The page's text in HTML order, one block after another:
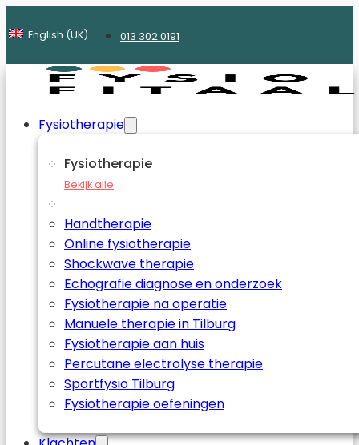
English (UK) 013 302 0191
Fysiotherapie
Fysiotherapie
Bekijk alle
Handtherapie
Online fysiotherapie
Shockwave therapie
Echografie diagnose en onderzoek
Fysiotherapie na operatie
Manuele therapie in Tilburg
Fysiotherapie aan huis
Percutane electrolyse therapie
Sportfysio Tilburg
Fysiotherapie oefeningen